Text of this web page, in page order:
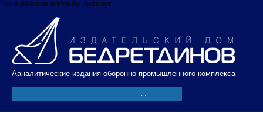
Перейти к основному содержанию
Ваша реклама могла бы быть тут
Ааналитические издания оборонно промышленного комплекса
: :